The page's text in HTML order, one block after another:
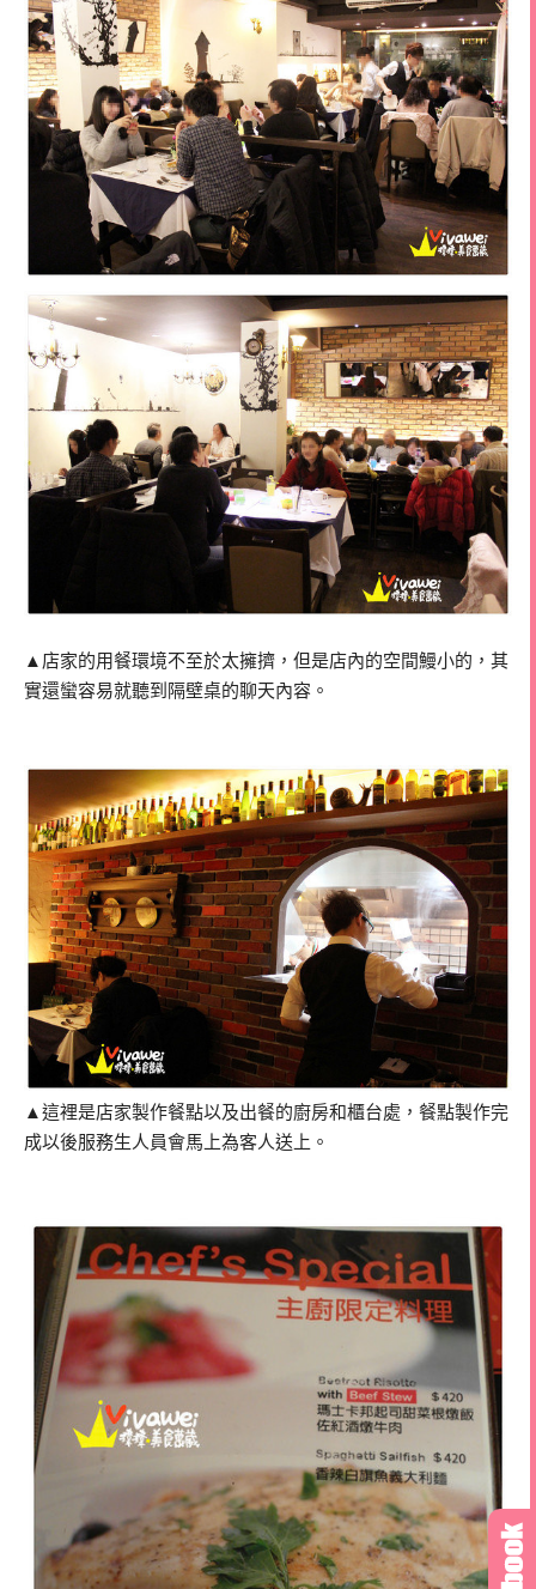
▲店家的用餐環境不至於太擁擠，但是店內的空間鰻小的，其
實還蠻容易就聽到隔壁桌的聊天內容。
▲這裡是店家製作餐點以及出餐的廚房和櫃台處，餐點製作完
成以後服務生人員會馬上為客人送上。